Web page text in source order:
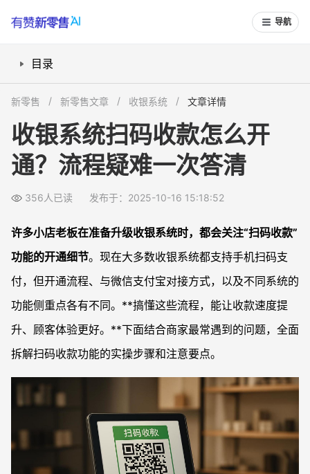
导航
目录
怎么选合适的扫码收钱方式？微信支付宝有啥区别？
开通扫码收款需要注意什么？遇到无法使用怎么办？
已有收银系统如何补开扫码收款功能？
微信和支付宝扫码收钱，哪个到账更快？
新零售 新零售文章 收银系统 文章详情
收银系统扫码收款怎么开
通？流程疑难一次答清
356人已读 发布于：2025-10-16 15:18:52
许多小店老板在准备升级收银系统时，都会关注“扫码收款”
功能的开通细节。现在大多数收银系统都支持手机扫码支
付，但开通流程、与微信支付宝对接方式，以及不同系统的
功能侧重点各有不同。**搞懂这些流程，能让收款速度提
升、顾客体验更好。**下面结合商家最常遇到的问题，全面
拆解扫码收款功能的实操步骤和注意要点。